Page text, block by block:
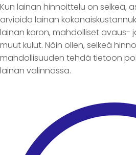
Kun lainan hinnoittelu on selkeä,
arvioida lainan
lainan koron, mahdolliset avaus-
muut kulut. Näin ollen, selkeä
mahdollisuuden tehdä tietoon
lainan valinnassa.